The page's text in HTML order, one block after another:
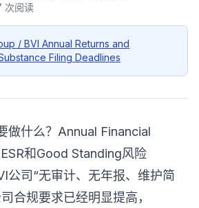
次阅读
/ BVI Annual Returns and
Filing Deadlines
做什么？Annual Financial
和Good Standing风险
公司“无审计、无年报、维护简
合规要求已经明显提高，